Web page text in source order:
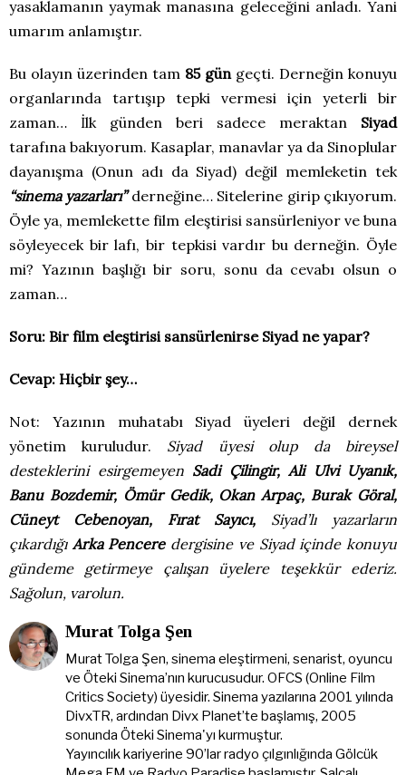
yasaklamanın yaymak manasına geleceğini anladı. Yani
umarım anlamıştır.
Bu olayın üzerinden tam 85 gün geçti. Derneğin konuyu
organlarında tartışıp tepki vermesi için yeterli bir
zaman… İlk günden beri sadece meraktan Siyad
tarafına bakıyorum. Kasaplar, manavlar ya da Sinoplular
dayanışma (Onun adı da Siyad) değil memleketin tek
“sinema yazarları”derneğine… Sitelerine girip çıkıyorum.
Öyle ya, memlekette film eleştirisi sansürleniyor ve buna
söyleyecek bir lafı, bir tepkisi vardır bu derneğin. Öyle
mi? Yazının başlığı bir soru, sonu da cevabı olsun o
zaman…
Soru: Bir film eleştirisi sansürlenirse Siyad ne yapar?
Cevap: Hiçbir şey…
Not: Yazının muhatabı Siyad üyeleri değil dernek
yönetim kuruludur. Siyad üyesi olup da bireysel
desteklerini esirgemeyen Sadi Çilingir, Ali Ulvi Uyanık,
Banu Bozdemir, Ömür Gedik, Okan Arpaç, Burak Göral,
Cüneyt Cebenoyan, Fırat Sayıcı, Siyad’lı yazarların
çıkardığı Arka Penceredergisine ve Siyad içinde konuyu
gündeme getirmeye çalışan üyelere teşekkür ederiz.
Sağolun, varolun.
Murat Tolga Şen
Murat Tolga Şen, sinema eleştirmeni, senarist, oyuncu
ve Öteki Sinema’nın kurucusudur. OFCS (Online Film
Critics Society) üyesidir. Sinema yazılarına 2001 yılında
DivxTR, ardından Divx Planet’te başlamış, 2005
sonunda Öteki Sinema'yı kurmuştur.
Yayıncılık kariyerine 90’lar radyo çılgınlığında Gölcük